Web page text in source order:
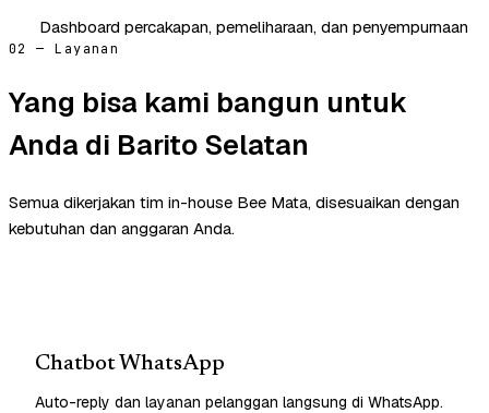
Dashboard percakapan, pemeliharaan, dan penyempurnaan
02 — Layanan
Yang bisa kami bangun untuk
Anda di Barito Selatan
Semua dikerjakan tim in-house Bee Mata, disesuaikan dengan
kebutuhan dan anggaran Anda.
Chatbot WhatsApp
Auto-reply dan layanan pelanggan langsung di WhatsApp.